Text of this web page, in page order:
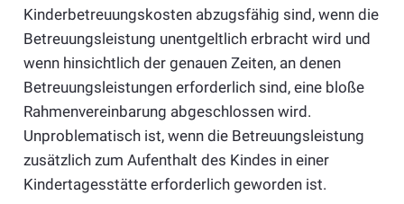
Kinderbetreuungskosten abzugsfähig sind, wenn die
Betreuungsleistung unentgeltlich erbracht wird und
wenn hinsichtlich der genauen Zeiten, an denen
Betreuungsleistungen erforderlich sind, eine bloße
Rahmenvereinbarung abgeschlossen wird.
Unproblematisch ist, wenn die Betreuungsleistung
zusätzlich zum Aufenthalt des Kindes in einer
Kindertagesstätte erforderlich geworden ist.